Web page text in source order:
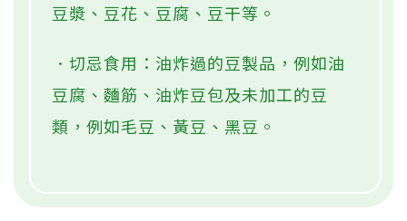
豆漿、豆花、豆腐、豆干等。
．切忌食用：油炸過的豆製品，例如油
豆腐、麵筋、油炸豆包及未加工的豆
類，例如毛豆、黃豆、黑豆。